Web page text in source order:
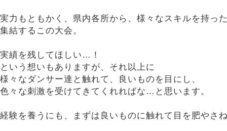
実力もともかく、県内各所から、様々なスキルを持っ
集結するこの大会。
実績を残してほしい…！
という想いもありますが、それ以上に
様々なダンサー達と触れて、良いものを目にし、
色々な刺激を受けてきてくれればな…と思います。
経験を養うにも、まずは良いものに触れて目を肥やさ